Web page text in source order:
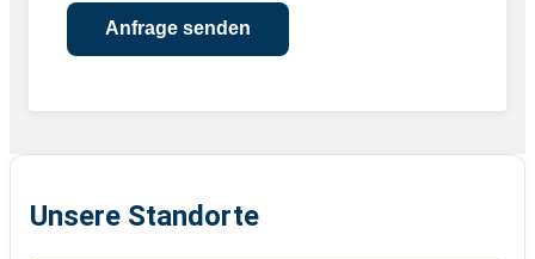
Unsere Standorte